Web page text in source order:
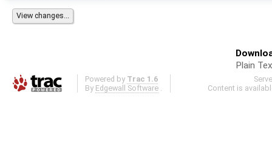
Plain
Powered by Trac 1.6
By Edgewall Software .
Content is